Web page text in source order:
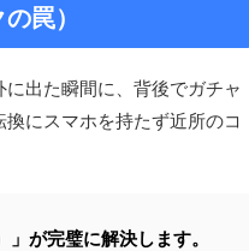
罠）
出た瞬間に、背後でガチャ
にスマホを持たず近所のコ
が完璧に解決します。